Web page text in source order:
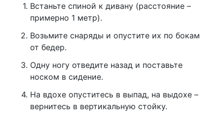
Встаньте спиной к дивану (расстояние –
примерно 1 метр).
Возьмите снаряды и опустите их по бокам
от бедер.
Одну ногу отведите назад и поставьте
носком в сидение.
На вдохе опуститесь в выпад, на выдохе –
вернитесь в вертикальную стойку.